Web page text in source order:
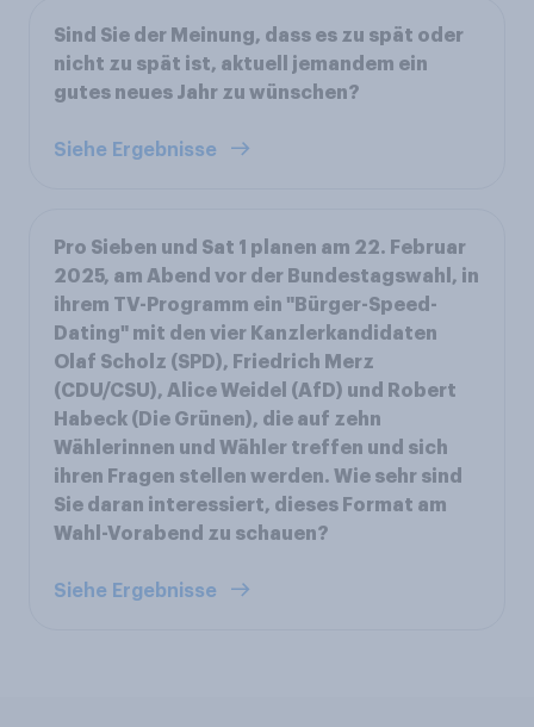
Sind Sie der Meinung, dass es zu spät oder
nicht zu spät ist, aktuell jemandem ein
gutes neues Jahr zu wünschen?
Siehe Ergebnisse
Pro Sieben und Sat 1 planen am 22. Februar
2025, am Abend vor der Bundestagswahl, in
ihrem TV-Programm ein "Bürger-Speed-
Dating" mit den vier Kanzlerkandidaten
Olaf Scholz (SPD), Friedrich Merz
(CDU/CSU), Alice Weidel (AfD) und Robert
Habeck (Die Grünen), die auf zehn
Wählerinnen und Wähler treffen und sich
ihren Fragen stellen werden. Wie sehr sind
Sie daran interessiert, dieses Format am
Wahl-Vorabend zu schauen?
Siehe Ergebnisse